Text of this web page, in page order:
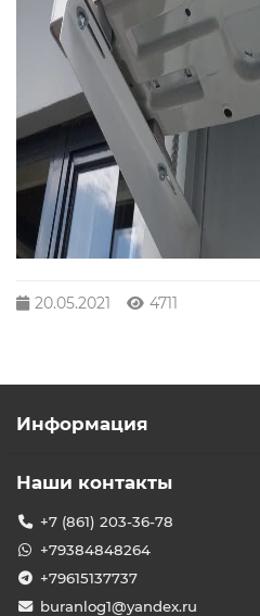
20.05.2021 4711
Информация
Наши контакты
+7 (861) 203-36-78
+79384848264
+79615137737
buranlog1@yandex.ru